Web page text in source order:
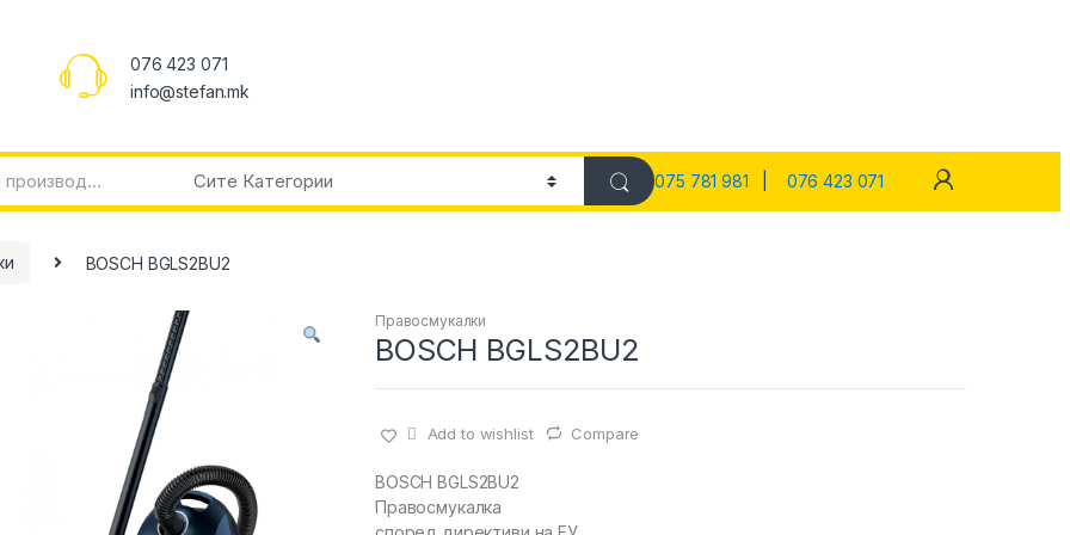
076 423 071
info@stefan.mk
075 781 981 076 423 071
BOSCH BGLS2BU2
Правосмукалки
BOSCH BGLS2BU2
Add to wishlist Compare
BOSCH BGLS2BU2
Правосмукалка